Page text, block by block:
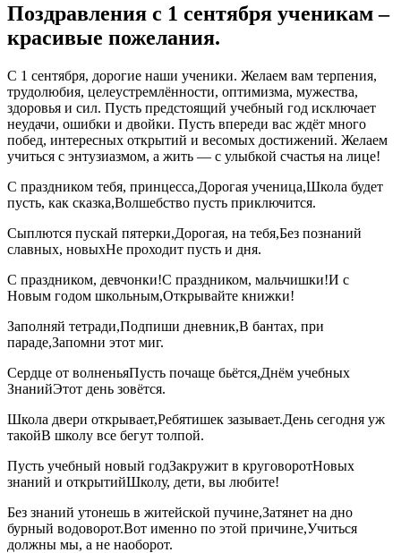
Поздравления с 1 сентября ученикам –
красивые пожелания.
С 1 сентября, дорогие наши ученики. Желаем вам терпения,
трудолюбия, целеустремлённости, оптимизма, мужества,
здоровья и сил. Пусть предстоящий учебный год исключает
неудачи, ошибки и двойки. Пусть впереди вас ждёт много
побед, интересных открытий и весомых достижений. Желаем
учиться с энтузиазмом, а жить — с улыбкой счастья на лице!
С праздником тебя, принцесса,Дорогая ученица,Школа будет
пусть, как сказка,Волшебство пусть приключится.
Сыплются пускай пятерки,Дорогая, на тебя,Без познаний
славных, новыхНе проходит пусть и дня.
С праздником, девчонки!С праздником, мальчишки!И с
Новым годом школьным,Открывайте книжки!
Заполняй тетради,Подпиши дневник,В бантах, при
параде,Запомни этот миг.
Сердце от волненьяПусть почаще бьётся,Днём учебных
ЗнанийЭтот день зовётся.
Школа двери открывает,Ребятишек зазывает.День сегодня уж
такойВ школу все бегут толпой.
Пусть учебный новый годЗакружит в круговоротНовых
знаний и открытийШколу, дети, вы любите!
Без знаний утонешь в житейской пучине,Затянет на дно
бурный водоворот.Вот именно по этой причине,Учиться
должны мы, а не наоборот.